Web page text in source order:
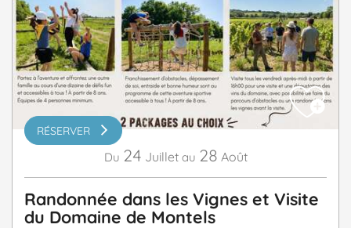
RÉSERVER
Du 24 Juillet au 28 Août
Randonnée dans les Vignes et Visite
du Domaine de Montels